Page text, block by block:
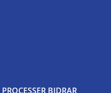
BIDRAR